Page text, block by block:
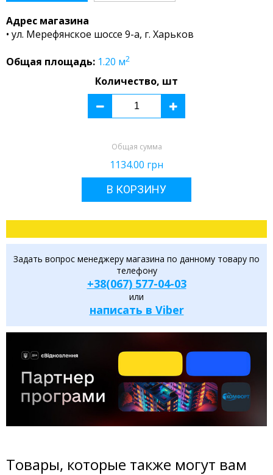
Адрес магазина
• ул. Мерефянское шоссе 9-а, г. Харьков
Общая площадь: 1.20 м2
Количество, шт
Общая сумма
1134.00 грн
В КОРЗИНУ
Задать вопрос менеджеру магазина по данному товару по
телефону
+38(067) 577-04-03
или
написать в Viber
Товары, которые также могут вам